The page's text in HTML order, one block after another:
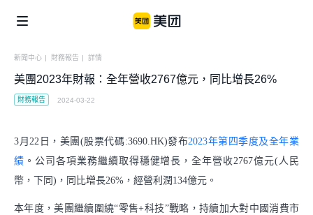
企業社會責任
便利用戶生活
美團公益
美團鄉村兒童操場
美團公益基金會
青山科技基金
信息公開
商家生態
食品安全
新聞中心 | 財務報告 | 詳情
美團2023年財報：全年營收2767億元，同比增長26%
財務報告 2024-03-22
3月22日，美團(股票代碼:3690.HK)發布2023年第四季度及全年業
績 。公司各項業務繼續取得穩健增長，全年營收2767億元(人民
幣，下同)，同比增長26%，經營利潤134億元。
本年度，美團繼續圍繞“零售+科技”戰略，持續加大對中國消費市